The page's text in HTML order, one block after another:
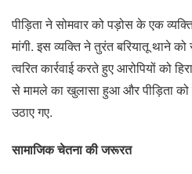
पीड़िता ने सोमवार को पड़ोस के एक
मांगी. इस व्यक्ति ने तुरंत बरियातू थाने
त्वरित कार्रवाई करते हुए आरोपियों को
से मामले का खुलासा हुआ और पीड़िता को
उठाए गए.
सामाजिक चेतना की जरूरत